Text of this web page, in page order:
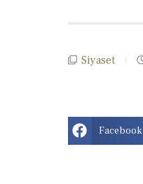
Siyaset
Facebook